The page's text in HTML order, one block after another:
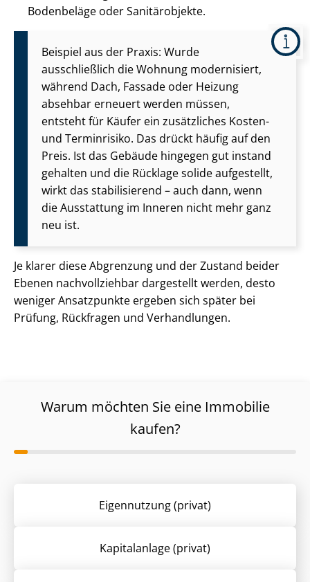
Bodenbeläge oder Sanitärobjekte.
Beispiel aus der Praxis: Wurde
ausschließlich die Wohnung modernisiert,
während Dach, Fassade oder Heizung
absehbar erneuert werden müssen,
entsteht für Käufer ein zusätzliches Kosten-
und Terminrisiko. Das drückt häufig auf den
Preis. Ist das Gebäude hingegen gut instand
gehalten und die Rücklage solide aufgestellt,
wirkt das stabilisierend – auch dann, wenn
die Ausstattung im Inneren nicht mehr ganz
neu ist.
Je klarer diese Abgrenzung und der Zustand beider
Ebenen nachvollziehbar dargestellt werden, desto
weniger Ansatzpunkte ergeben sich später bei
Prüfung, Rückfragen und Verhandlungen.
Warum möchten Sie eine Immobilie
kaufen?
Eigennutzung (privat)
Kapitalanlage (privat)